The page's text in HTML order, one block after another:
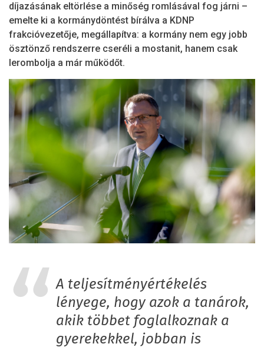
díjazásának eltörlése a minőség romlásával fog járni –
emelte ki a kormánydöntést bírálva a KDNP
frakcióvezetője, megállapítva: a kormány nem egy jobb
ösztönző rendszerre cseréli a mostanit, hanem csak
lerombolja a már működőt.
A teljesítményértékelés
lényege, hogy azok a tanárok,
akik többet foglalkoznak a
gyerekekkel, jobban is